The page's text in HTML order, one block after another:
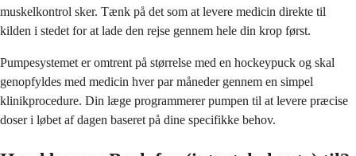
muskelkontrol sker. Tænk på det som at levere medicin direkte til
kilden i stedet for at lade den rejse gennem hele din krop først.
Pumpesystemet er omtrent på størrelse med en hockeypuck og skal
genopfyldes med medicin hver par måneder gennem en simpel
klinikprocedure. Din læge programmerer pumpen til at levere præcise
doser i løbet af dagen baseret på dine specifikke behov.